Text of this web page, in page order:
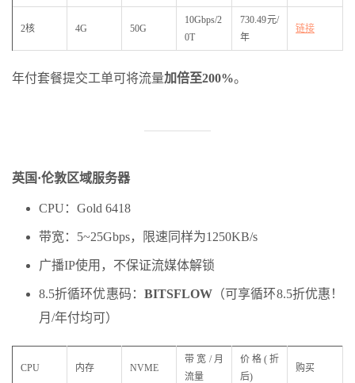
2核 4G 50G
10Gbps/2
0T
730.49元/
年
链接
年付套餐提交工单可将流量加倍至200%。
英国·伦敦区域服务器
CPU：Gold 6418
带宽：5~25Gbps，限速同样为1250KB/s
广播IP使用，不保证流媒体解锁
8.5折循环优惠码： BITSFLOW（可享循环8.5折优惠！
月/年付均可）
CPU 内存 NVME
带宽/月
流量
价格(折
后)
购买